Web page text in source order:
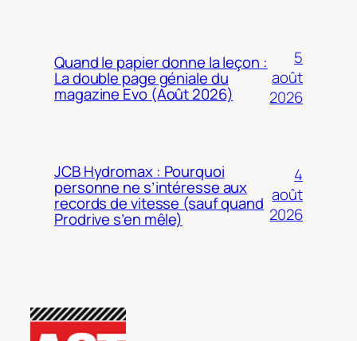
Quand le papier donne la leçon :
La double page géniale du
magazine Evo (Août 2026)
5
août
2026
JCB Hydromax : Pourquoi
personne ne s’intéresse aux
records de vitesse (sauf quand
Prodrive s’en mêle)
4
août
2026